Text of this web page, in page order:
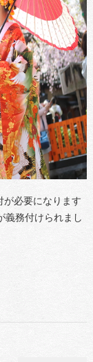
が必要になります
義務付けられまし